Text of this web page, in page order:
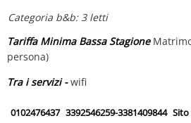
Categoria b&b: 3 letti
Tariffa Minima Bassa Stagione
persona)
Tra i servizi -wifi
0102476437 3392546259-3381409844 Sito